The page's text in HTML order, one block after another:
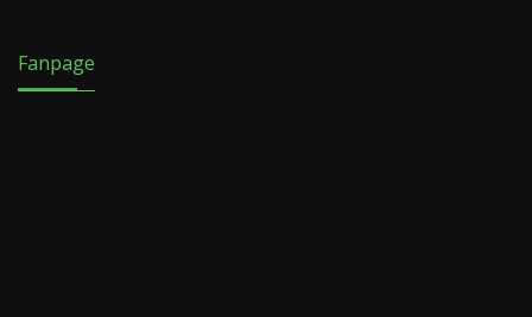
Fanpage